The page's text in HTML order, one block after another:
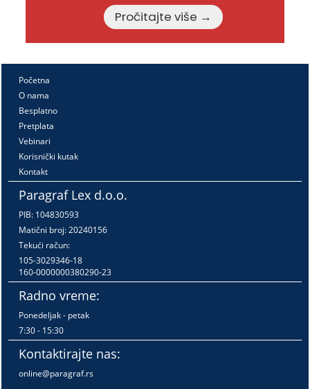
Pročitajte više →
Početna
O nama
Besplatno
Pretplata
Vebinari
Korisnički kutak
Kontakt
Paragraf Lex d.o.o.
PIB: 104830593
Matični broj: 20240156
Tekući račun:
105-3029346-18
160-0000000380290-23
Radno vreme:
Ponedeljak - petak
7:30 - 15:30
Kontaktirajte nas:
online@paragraf.rs